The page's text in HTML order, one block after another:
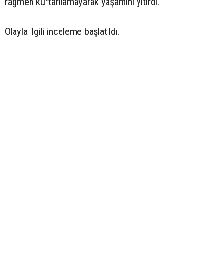
Olayla ilgili inceleme başlatıldı.